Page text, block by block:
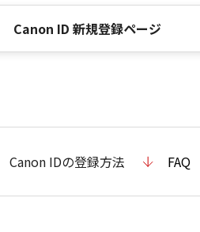
Canon ID 新規登録ページ
Canon IDの登録方法 FAQ